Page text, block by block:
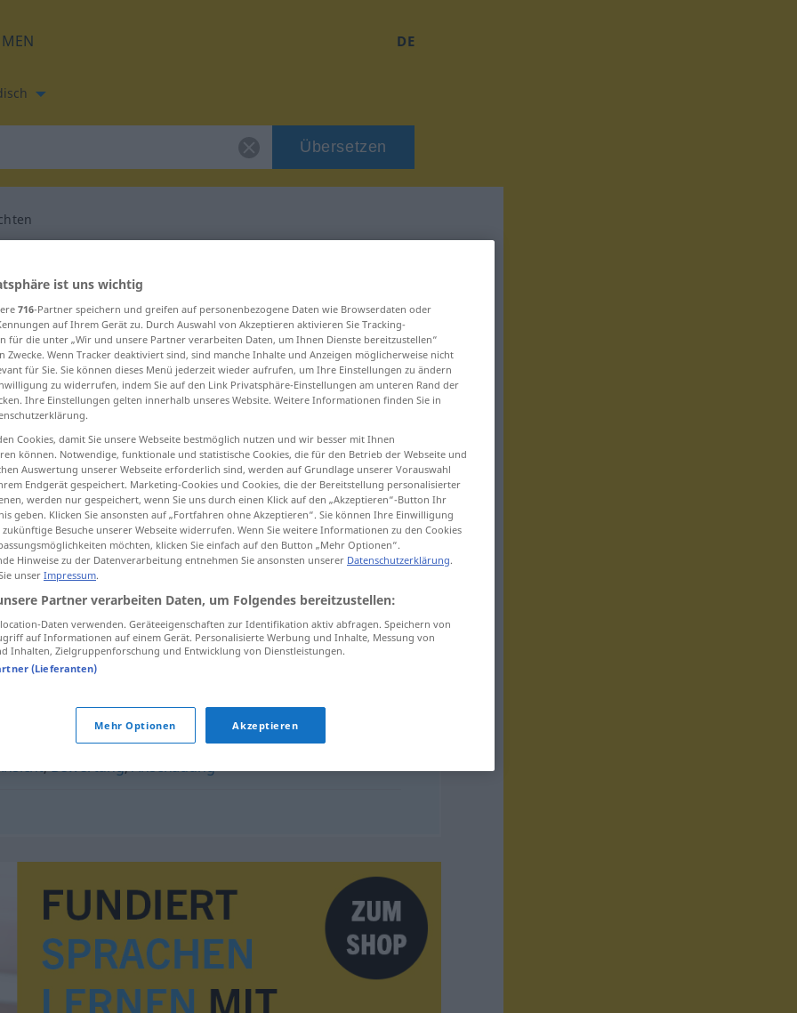
DE
Übersetzen
für "Gutachten"
Gutachten
Beurteilung,Begutachtung
,Bewertung,Anschauung
ist uns wichtig
716-Partner speichern und greifen auf personenbezogene Daten wie Browserdaten oder
auf Ihrem Gerät zu. Durch Auswahl von Akzeptieren aktivieren Sie Tracking-
für die unter „Wir und unsere Partner verarbeiten Daten, um Ihnen Dienste bereitzustellen“
Zwecke. Wenn Tracker deaktiviert sind, sind manche Inhalte und Anzeigen möglicherweise nicht
für Sie. Sie können dieses Menü jederzeit wieder aufrufen, um Ihre Einstellungen zu ändern
zu widerrufen, indem Sie auf den Link Privatsphäre-Einstellungen am unteren Rand der
Ihre Einstellungen gelten innerhalb unseres Website. Weitere Informationen finden Sie in
Cookies, damit Sie unsere Webseite bestmöglich nutzen und wir besser mit Ihnen
können. Notwendige, funktionale und statistische Cookies, die für den Betrieb der Webseite und
Auswertung unserer Webseite erforderlich sind, werden auf Grundlage unserer Vorauswahl
Endgerät gespeichert. Marketing-Cookies und Cookies, die der Bereitstellung personalisierter
werden nur gespeichert, wenn Sie uns durch einen Klick auf den „Akzeptieren“-Button Ihr
geben. Klicken Sie ansonsten auf „Fortfahren ohne Akzeptieren“. Sie können Ihre Einwilligung
Besuche unserer Webseite widerrufen. Wenn Sie weitere Informationen zu den Cookies
möchten, klicken Sie einfach auf den Button „Mehr Optionen“.
Hinweise zu der Datenverarbeitung entnehmen Sie ansonsten unserer Datenschutzerklärung.
unser Impressum.
Partner verarbeiten Daten, um Folgendes bereitzustellen:
Daten verwenden. Geräteeigenschaften zur Identifikation aktiv abfragen. Speichern von
auf Informationen auf einem Gerät. Personalisierte Werbung und Inhalte, Messung von
Inhalten, Zielgruppenforschung und Entwicklung von Dienstleistungen.
(Lieferanten)
Mehr Optionen Akzeptieren